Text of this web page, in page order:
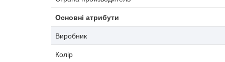
Основні атрибути
Виробник
Колір